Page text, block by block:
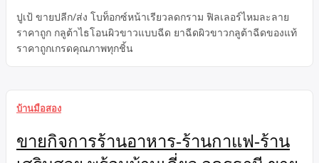
ปูเป้ ขายปลีก/ส่ง โบท็อกซ์หน้าเรียวลดกราม ฟิลเลอร์ไหมละลาย
ราคาถูก กลูต้าไธโอนผิวขาวแบบฉีด ยาฉีดผิวขาวกลูต้าฉีดของแท้
ราคาถูกเกรดคุณภาพทุกชิ้น
บ้านมือสอง
ขายกิจการร้านอาหาร-ร้านกาแฟ-ร้าน